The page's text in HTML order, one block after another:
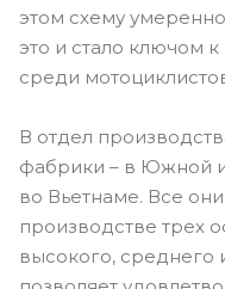
этом схему
это и стало ключом
среди
В отдел
фабрики – в Южной
во Вьетнаме. Все
производстве трех
высокого, среднего